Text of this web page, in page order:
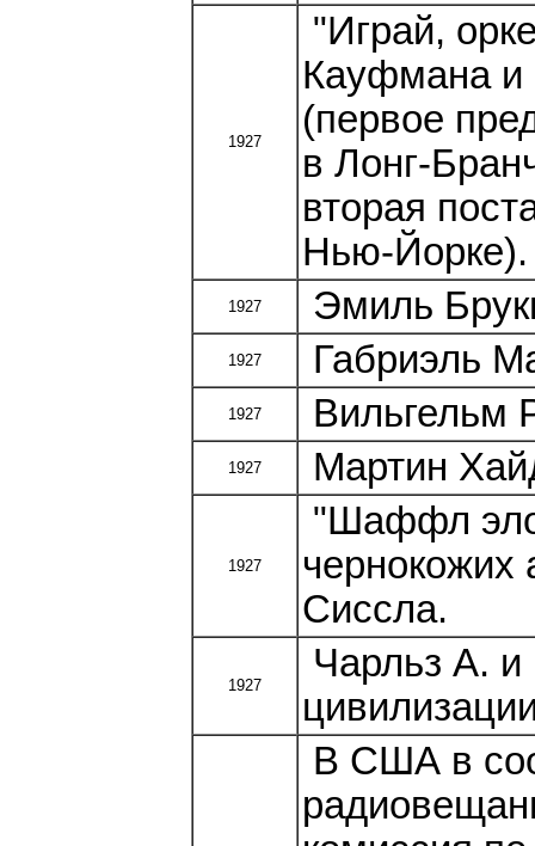
1927
"Играй,
Кауфмана и
(первое
в Лонг-
вторая
Нью-Йорке).
1927 Эмиль
1927 Габриэль
1927 Вильгельм
1927 Мартин
1927
"Шаффл
Сиссла.
1927
Чарльз А.
В США в